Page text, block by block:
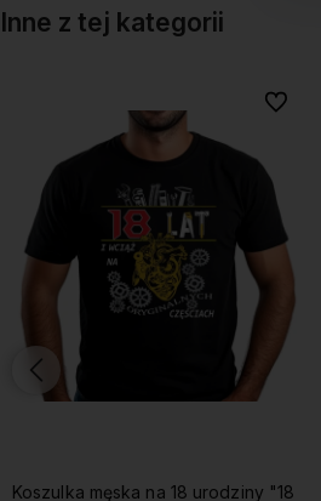
Inne z tej kategorii
Koszulka KLASYK 2008 na 18
Do
Do